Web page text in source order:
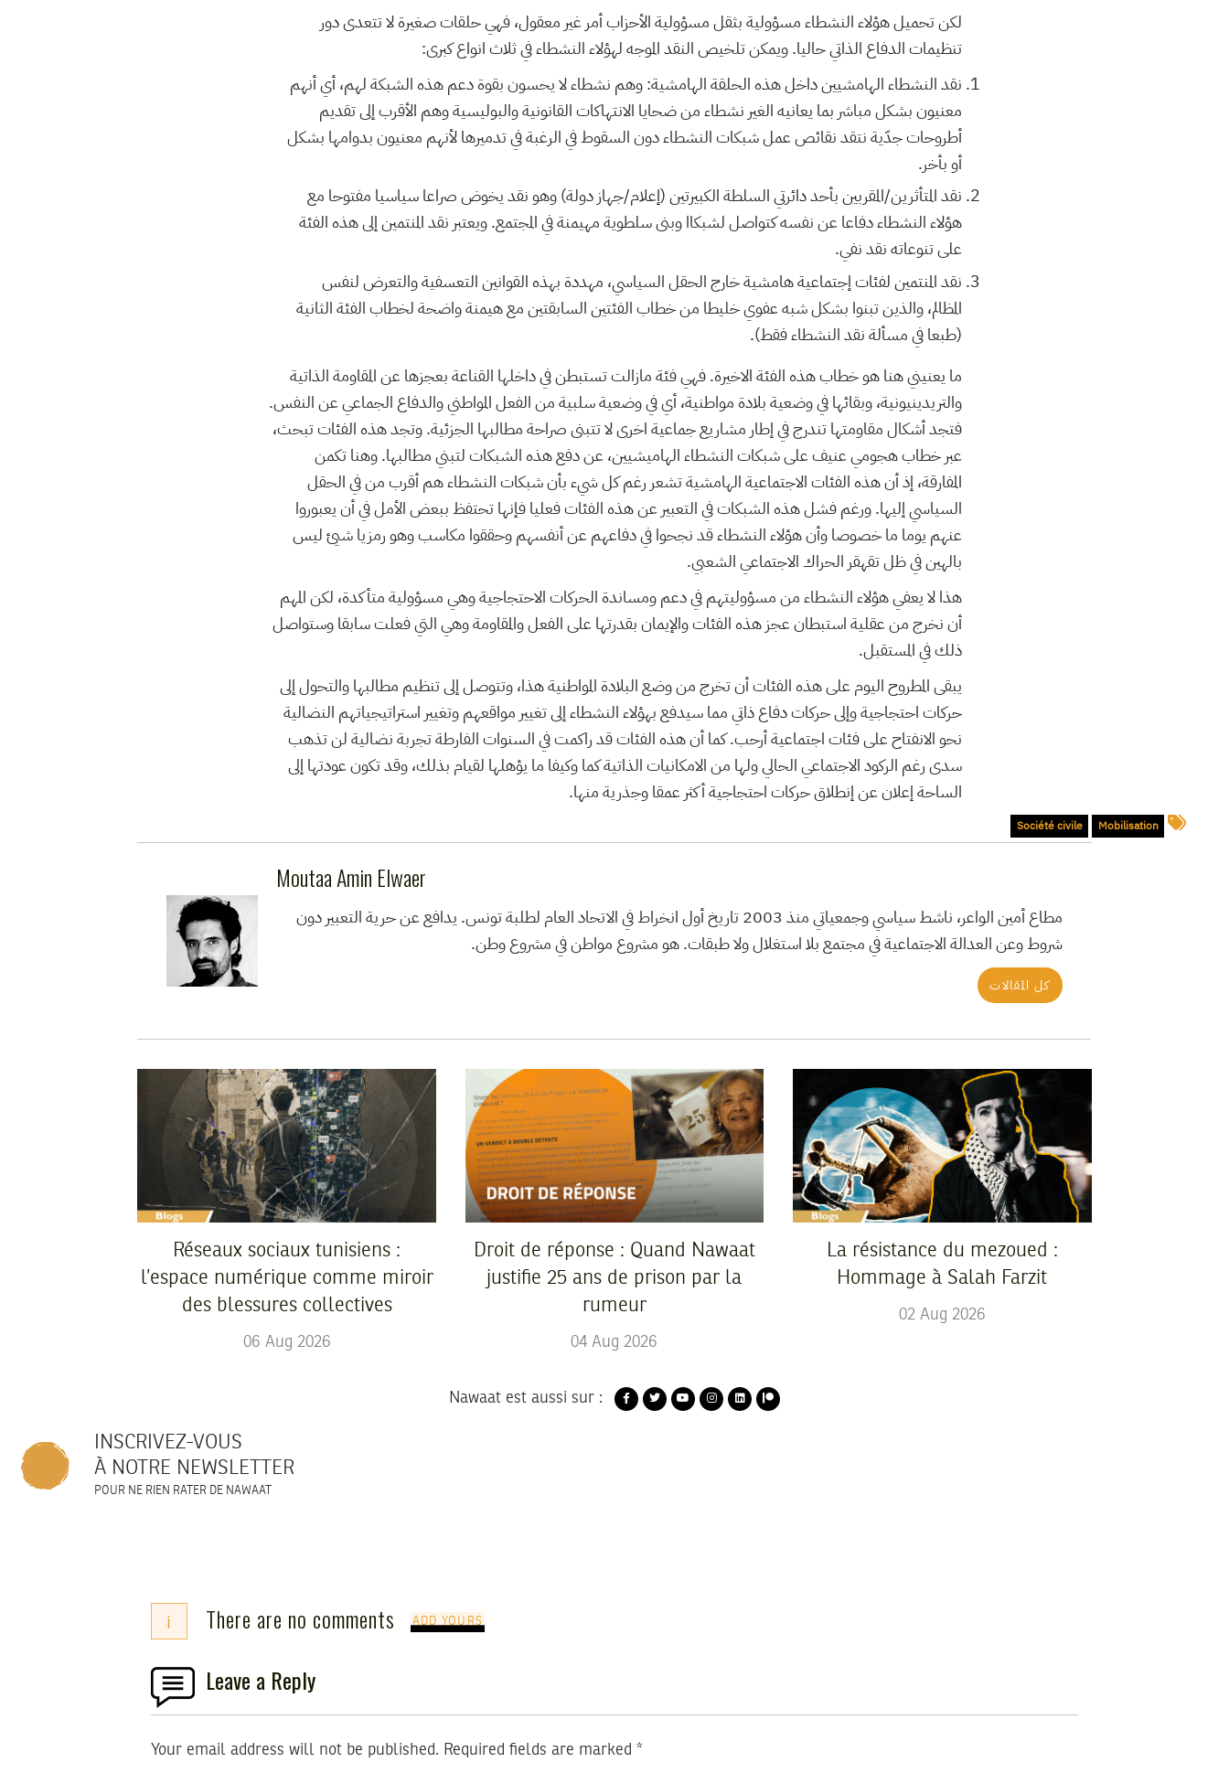
لكن تحميل هؤلاء النشطاء مسؤولية بثقل مسؤولية الأحزاب أمر غير معقول، فهي حلقات صغيرة لا تتعدى دور
تنظيمات الدفاع الذاتي حاليا. ويمكن تلخيص النقد الموجه لهؤلاء النشطاء في ثلاث انواع كبرى:
نقد النشطاء الهامشيين داخل هذه الحلقة الهامشية: وهم نشطاء لا يحسون بقوة دعم هذه الشبكة لهم، أي أنهم
معنيون بشكل مباشر بما يعانيه الغير نشطاء من ضحايا الانتهاكات القانونية والبوليسية وهم الأقرب إلى تقديم
أطروحات جدّية نتقد نقائص عمل شبكات النشطاء دون السقوط في الرغبة في تدميرها لأنهم معنيون بدوامها بشكل
أو بأخر.
نقد المتأثرين/المقربين بأحد دائرتي السلطة الكبيرتين (إعلام/جهاز دولة) وهو نقد يخوض صراعا سياسيا مفتوحا مع
هؤلاء النشطاء دفاعا عن نفسه كتواصل لشبكاا وبنى سلطوية مهيمنة في المجتمع. ويعتبر نقد المنتمين إلى هذه الفئة
على تنوعاته نقد نفي.
نقد المنتمين لفئات إجتماعية هامشية خارج الحقل السياسي، مهددة بهذه القوانين التعسفية والتعرض لنفس
المظالم، والذين تبنوا بشكل شبه عفوي خليطا من خطاب الفئتين السابقتين مع هيمنة واضحة لخطاب الفئة الثانية
(طبعا في مسألة نقد النشطاء فقط).
ما يعنيني هنا هو خطاب هذه الفئة الاخيرة. فهي فئة مازالت تستبطن في داخلها القناعة بعجزها عن المقاومة الذاتية
والتريدينيونية، وبقائها في وضعية بلادة مواطنية، أي في وضعية سلبية من الفعل المواطني والدفاع الجماعي عن النفس.
فتجد أشكال مقاومتها تندرج في إطار مشاريع جماعية اخرى لا تتبنى صراحة مطالبها الجزئية. وتجد هذه الفئات تبحث،
عبر خطاب هجومي عنيف على شبكات النشطاء الهاميشيين، عن دفع هذه الشبكات لتبني مطالبها. وهنا تكمن
المفارقة، إذ أن هذه الفئات الاجتماعية الهامشية تشعر رغم كل شيء بأن شبكات النشطاء هم أقرب من في الحقل
السياسي إليها. ورغم فشل هذه الشبكات في التعبير عن هذه الفئات فعليا فإنها تحتفظ ببعض الأمل في أن يعبوروا
عنهم يوما ما خصوصا وأن هؤلاء النشطاء قد نجحوا في دفاعهم عن أنفسهم وحققوا مكاسب وهو رمزيا شيئ ليس
بالهين في ظل تقهقر الحراك الاجتماعي الشعبي.
هذا لا يعفي هؤلاء النشطاء من مسؤوليتهم في دعم ومساندة الحركات الاحتجاجية وهي مسؤولية متأكدة، لكن المهم
أن نخرج من عقلية استبطان عجز هذه الفئات والإيمان بقدرتها على الفعل والمقاومة وهي التي فعلت سابقا وستواصل
ذلك في المستقبل.
يبقى المطروح اليوم على هذه الفئات أن تخرج من وضع البلادة المواطنية هذا، وتتوصل إلى تنظيم مطالبها والتحول إلى
حركات احتجاجية وإلى حركات دفاع ذاتي مما سيدفع بهؤلاء النشطاء إلى تغيير مواقعهم وتغيير استراتيجياتهم النضالية
نحو الانفتاح على فئات اجتماعية أرحب. كما أن هذه الفئات قد راكمت في السنوات الفارطة تجربة نضالية لن تذهب
سدى رغم الركود الاجتماعي الحالي ولها من الامكانيات الذاتية كما وكيفا ما يؤهلها لقيام بذلك، وقد تكون عودتها إلى
الساحة إعلان عن إنطلاق حركات احتجاجية أكثر عمقا وجذرية منها.
Mobilisation
Société civile
Moutaa Amin Elwaer
مطاع أمين الواعر، ناشط سياسي وجمعياتي منذ 2003 تاريخ أول انخراط في الاتحاد العام لطلبة تونس. يدافع عن حرية التعبير دون
شروط وعن العدالة الاجتماعية في مجتمع بلا استغلال ولا طبقات. هو مشروع مواطن في مشروع وطن.
كل المقالات
Réseaux sociaux tunisiens :
l’espace numérique comme miroir
des blessures collectives
06 Aug 2026
Droit de réponse : Quand Nawaat
justifie 25 ans de prison par la
rumeur
04 Aug 2026
La résistance du mezoued :
Hommage à Salah Farzit
02 Aug 2026
Nawaat est aussi sur :
INSCRIVEZ-VOUS
À NOTRE NEWSLETTER
POUR NE RIEN RATER DE NAWAAT
i There are no comments ADD YOURS
Leave a Reply
Your email address will not be published. Required fields are marked*